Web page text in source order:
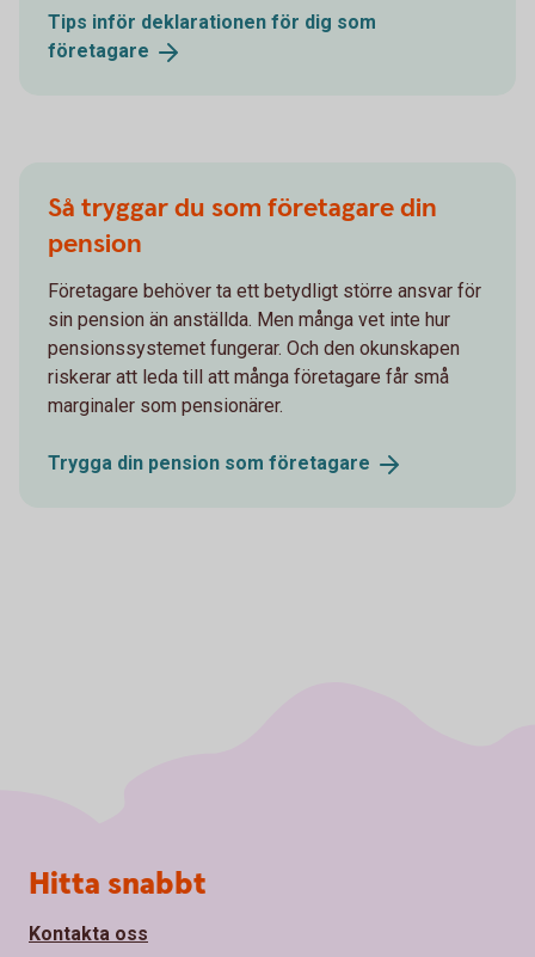
Tips inför deklarationen för dig som
företagare
Så tryggar du som företagare din
pension
Företagare behöver ta ett betydligt större ansvar för
sin pension än anställda. Men många vet inte hur
pensionssystemet fungerar. Och den okunskapen
riskerar att leda till att många företagare får små
marginaler som pensionärer.
Trygga din pension som företagare
Sidfot
Hitta snabbt
Kontakta oss